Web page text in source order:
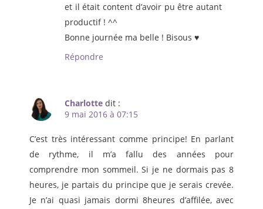
et il était content d’avoir pu être autant
productif ! ^^
Bonne journée ma belle ! Bisous ♥
Répondre
Charlotte dit :
9 mai 2016 à 07:15
C’est très intéressant comme principe! En parlant
de rythme, il m’a fallu des années pour
comprendre mon sommeil. Si je ne dormais pas 8
heures, je partais du principe que je serais crevée.
Je n’ai quasi jamais dormi 8heures d’affilée, avec